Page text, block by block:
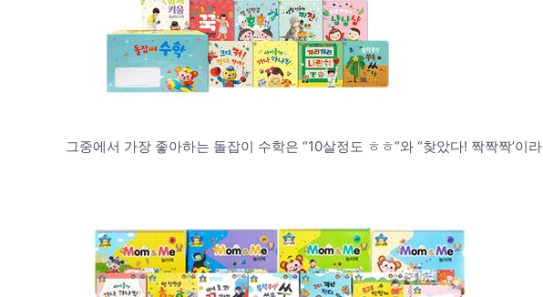
그중에서 가장 좋아하는 돌잡이 수학은 “10살정도 ㅎㅎ”와 “찾았다! 짝짝짝’이